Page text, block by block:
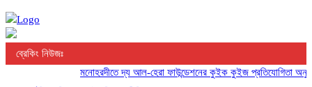
ব্রেকিং নিউজঃ
মনোহরদীতে দ্য আল-হেরা ফাউন্ডেশনের কুইক কুইজ প্রতিযোগিতা অনুষ্ঠিত